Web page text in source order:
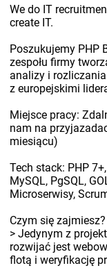
We do IT
create IT.
Poszukujemy PHP
zespołu firmy
analizy i
z europejskimi
Miejsce pracy:
nam na
miesiącu)
Tech stack: PHP
MySQL, PgSQL,
Microserwisy,
Czym się zajmiesz?
> Jedynym z
rozwijać jest
flotą i weryfikację